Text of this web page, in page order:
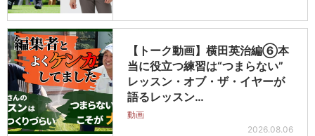
【トーク動画】横田英治編⑥本
当に役立つ練習は“つまらない”
レッスン・オブ・ザ・イヤーが
語るレッスン…
動画
2026.08.06